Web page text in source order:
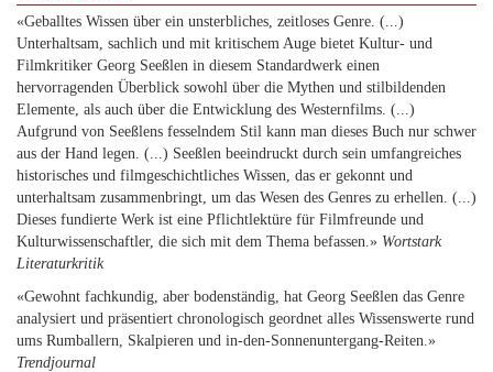
«Geballtes Wissen über ein unsterbliches, zeitloses Genre. (...)
Unterhaltsam, sachlich und mit kritischem Auge bietet Kultur- und
Filmkritiker Georg Seeßlen in diesem Standardwerk einen
hervorragenden Überblick sowohl über die Mythen und stilbildenden
Elemente, als auch über die Entwicklung des Westernfilms. (...)
Aufgrund von Seeßlens fesselndem Stil kann man dieses Buch nur schwer
aus der Hand legen. (...) Seeßlen beeindruckt durch sein umfangreiches
historisches und filmgeschichtliches Wissen, das er gekonnt und
unterhaltsam zusammenbringt, um das Wesen des Genres zu erhellen. (...)
Dieses fundierte Werk ist eine Pflichtlektüre für Filmfreunde und
Kulturwissenschaftler, die sich mit dem Thema befassen.» Wortstark
Literaturkritik
«Gewohnt fachkundig, aber bodenständig, hat Georg Seeßlen das Genre
analysiert und präsentiert chronologisch geordnet alles Wissenswerte rund
ums Rumballern, Skalpieren und in-den-Sonnenuntergang-Reiten.»
Trendjournal